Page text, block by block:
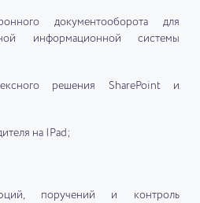
документооборота для
информационной системы
решения SharePoint и
на IPad;
поручений и контроль